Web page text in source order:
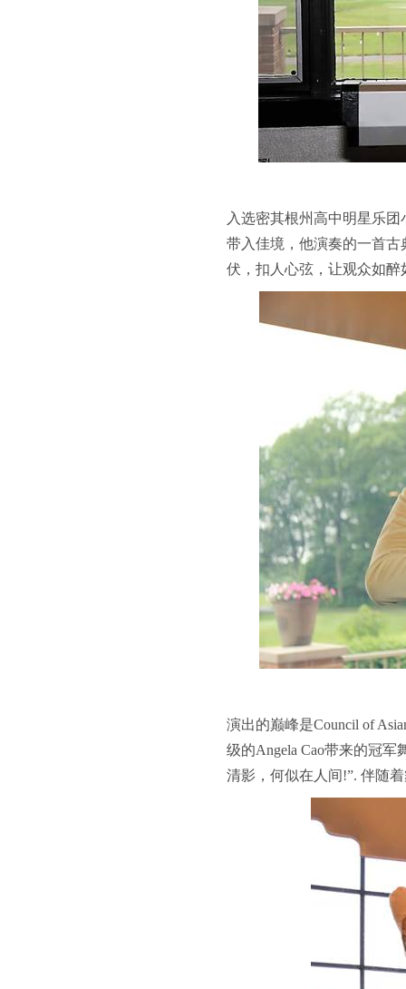
入选密其根州高中明星乐团
带入佳境，他演奏的一首古
伏，扣人心弦，让观众如
演出的巅峰是Council of
级的Angela Cao带来的冠军
清影，何似在人间!”. 伴随